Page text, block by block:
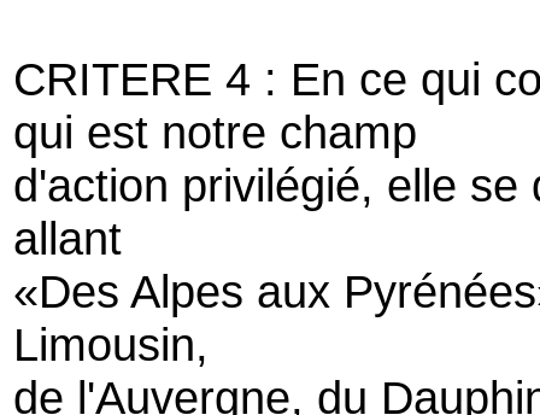
CRITERE 4 : En ce qui
qui est notre champ
d'action privilégié, elle
allant
«Des Alpes aux
Limousin,
de l'Auvergne, du